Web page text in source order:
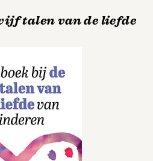
talen van de liefde